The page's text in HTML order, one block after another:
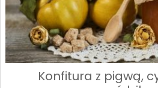
Konfitura z pigwą,